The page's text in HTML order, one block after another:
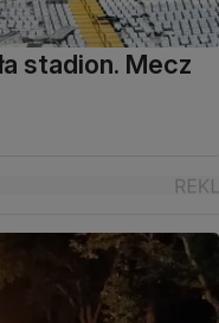
stadion. Mecz